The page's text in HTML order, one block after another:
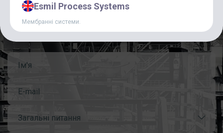
ласка, заповніть контактну форму або надішліть електронного
Загальні питання
Esmil Process Systems
Мембранні системи.